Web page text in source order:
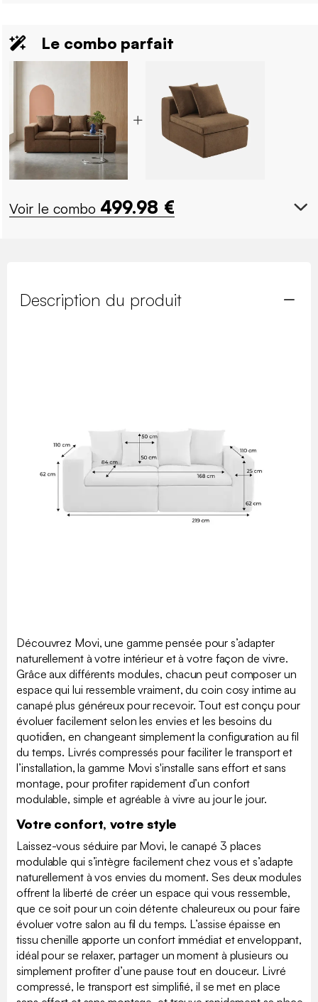
Le combo parfait
Voir le combo 499.98 €
Description du produit
Découvrez Movi, une gamme pensée pour s’adapter
naturellement à votre intérieur et à votre façon de vivre.
Grâce aux différents modules, chacun peut composer un
espace qui lui ressemble vraiment, du coin cosy intime au
canapé plus généreux pour recevoir. Tout est conçu pour
évoluer facilement selon les envies et les besoins du
quotidien, en changeant simplement la configuration au fil
du temps. Livrés compressés pour faciliter le transport et
l’installation, la gamme Movi s'installe sans effort et sans
montage, pour profiter rapidement d’un confort
modulable, simple et agréable à vivre au jour le jour.
Votre confort, votre style
Laissez-vous séduire par Movi, le canapé 3 places
modulable qui s’intègre facilement chez vous et s’adapte
naturellement à vos envies du moment. Ses deux modules
offrent la liberté de créer un espace qui vous ressemble,
que ce soit pour un coin détente chaleureux ou pour faire
évoluer votre salon au fil du temps. L’assise épaisse en
tissu chenille apporte un confort immédiat et enveloppant,
idéal pour se relaxer, partager un moment à plusieurs ou
simplement profiter d’une pause tout en douceur. Livré
compressé, le transport est simplifié, il se met en place